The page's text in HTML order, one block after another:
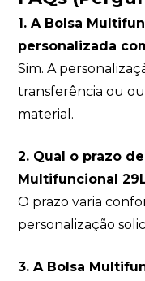
1. A Bolsa
personalizada
Sim. A
transferência ou
material.
2. Qual o prazo
Multifuncional
O prazo varia
personalização
3. A Bolsa